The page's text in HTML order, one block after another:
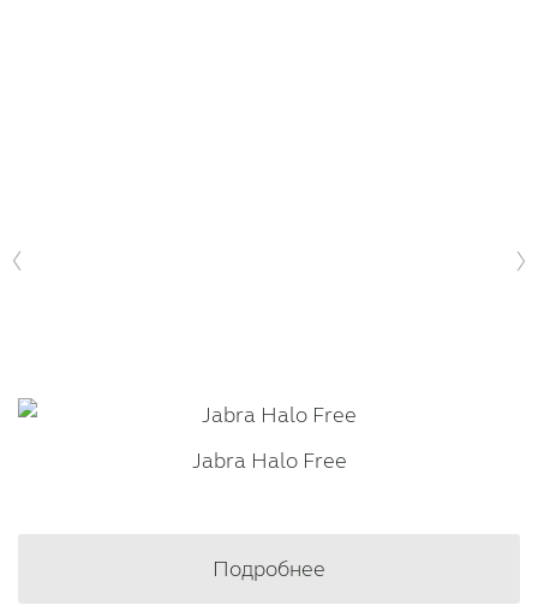
Jabra Halo Free
Подробнее